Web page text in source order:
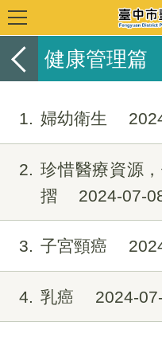
健康管理篇
1 婦幼衛生
2
珍惜醫療資源
摺
2024-07-
3 子宮頸癌
4 乳癌 2024-